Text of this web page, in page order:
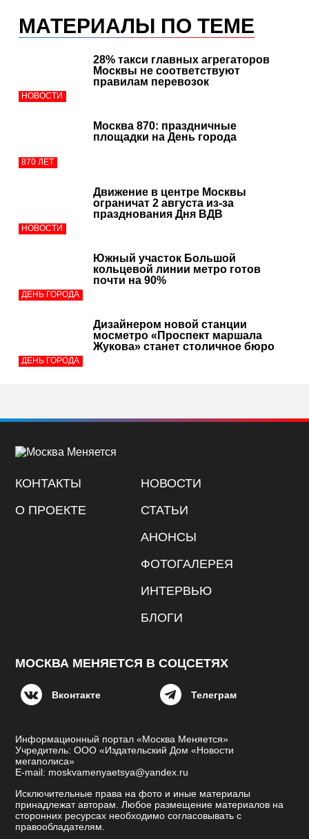
МАТЕРИАЛЫ ПО ТЕМЕ
НОВОСТИ
28% такси главных агрегаторов
Москвы не соответствуют
правилам перевозок
870 ЛЕТ
Москва 870: праздничные
площадки на День города
НОВОСТИ
Движение в центре Москвы
ограничат 2 августа из-за
празднования Дня ВДВ
ДЕНЬ ГОРОДА
Южный участок Большой
кольцевой линии метро готов
почти на 90%
ДЕНЬ ГОРОДА
Дизайнером новой станции
мосметро «Проспект маршала
Жукова» станет столичное бюро
КОНТАКТЫ
О ПРОЕКТЕ
НОВОСТИ
СТАТЬИ
АНОНСЫ
ФОТОГАЛЕРЕЯ
ИНТЕРВЬЮ
БЛОГИ
МОСКВА МЕНЯЕТСЯ В СОЦСЕТЯХ
Вконтакте Телеграм
Информационный портал «Москва Меняется»
Учредитель: ООО «Издательский Дом «Новости
мегаполиса»
E-mail: moskvamenyaetsya@yandex.ru
Исключительные права на фото и иные материалы
принадлежат авторам. Любое размещение материалов на
сторонних ресурсах необходимо согласовывать с
правообладателям.